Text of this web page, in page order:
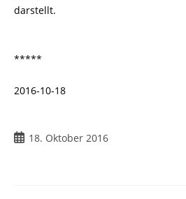
darstellt.
*****
2016-10-18
Beitrag18. Oktober 2016